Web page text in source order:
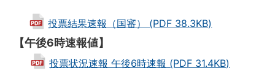
投票結果速報（国審） (PDF 38.3KB)
【午後6時速報値】
投票状況速報 午後6時速報 (PDF 31.4KB)